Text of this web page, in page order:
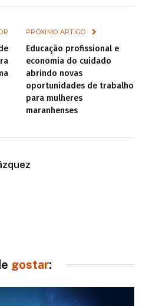
PRÓXIMO ARTIGO
Educação profissional e
economia do cuidado
abrindo novas
oportunidades de trabalho
para mulheres
maranhenses
gostar: